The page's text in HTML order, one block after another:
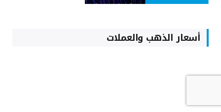
أسعار الذهب والعملات